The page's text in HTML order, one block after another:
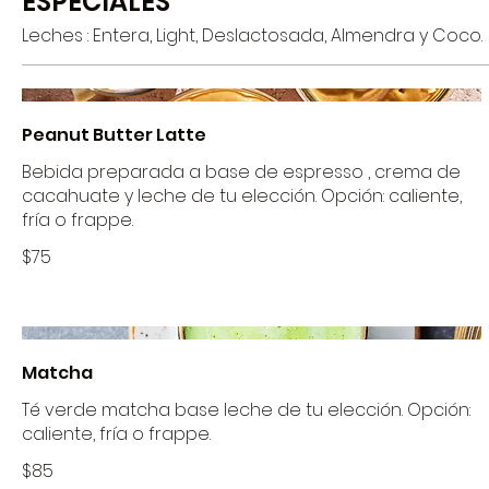
Leches : Entera, Light, Deslactosada, Almendra y Coco.
Peanut Butter Latte
Bebida preparada a base de espresso , crema de
cacahuate y leche de tu elección. Opción: caliente,
fría o frappe.
$75
Matcha
Té verde matcha base leche de tu elección. Opción:
caliente, fría o frappe.
$85